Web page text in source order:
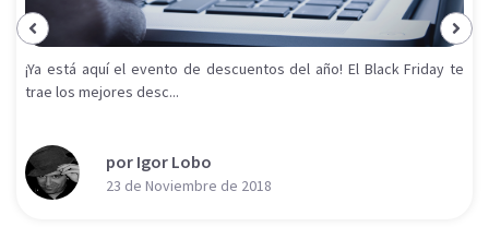
¡Ya está aquí el evento de descuentos del año! El Black Friday te
trae los mejores desc...
por Igor Lobo
23 de Noviembre de 2018